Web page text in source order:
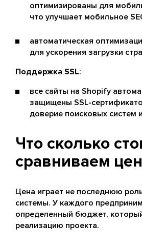
оптимизированы для
что улучшает мобильное
автоматическая
для ускорения загрузки
Поддержка SSL:
все сайты на Shopify
защищены SSL-
доверие поисковых систем
Что сколько
сравниваем
Цена играет не последнюю
системы. У каждого
определенный бюджет,
реализацию проекта.